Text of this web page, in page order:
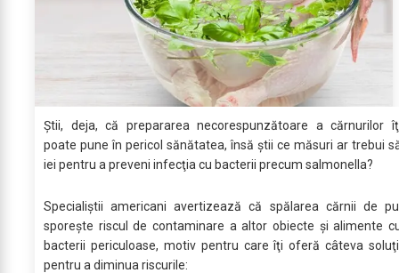
Ştii, deja, că prepararea necorespunzătoare a cărnurilor
poate pune în pericol sănătatea, însă ştii ce măsuri ar trebui
iei pentru a preveni infecţia cu bacterii precum salmonella?
Specialiştii americani avertizează că spălarea cărnii de
sporeşte riscul de contaminare a altor obiecte şi alimente
bacterii periculoase, motiv pentru care îţi oferă câteva
pentru a diminua riscurile: